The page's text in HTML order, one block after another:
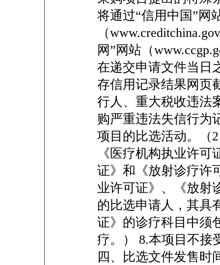
将通过“信用中国”网
（
网”网站（
在递交申请文件当日
存信用记录结果网页
行人、重大税收违法
购严重违法失信行为
项目的比选活动。（
《医疗机构执业许
证》和《放射诊疗许
业许可证》、《放射
的比选申请人，其具
证》的诊疗科目中须
疗。） 8.本项目不接
四、比选文件发售时